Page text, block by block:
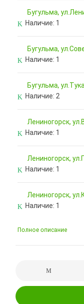
Бугульма,
Наличие: 1
Бугульма,
Наличие: 1
Бугульма,
Наличие: 2
Лениногорск,
Наличие: 1
Лениногорск,
Наличие: 1
Лениногорск,
Наличие: 1
Полное описание